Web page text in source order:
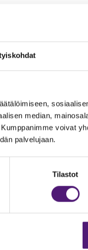
median,
voivat
palvelujaan.
Tilastot
Vastuullisuus
Avoimet
Anna palautetta